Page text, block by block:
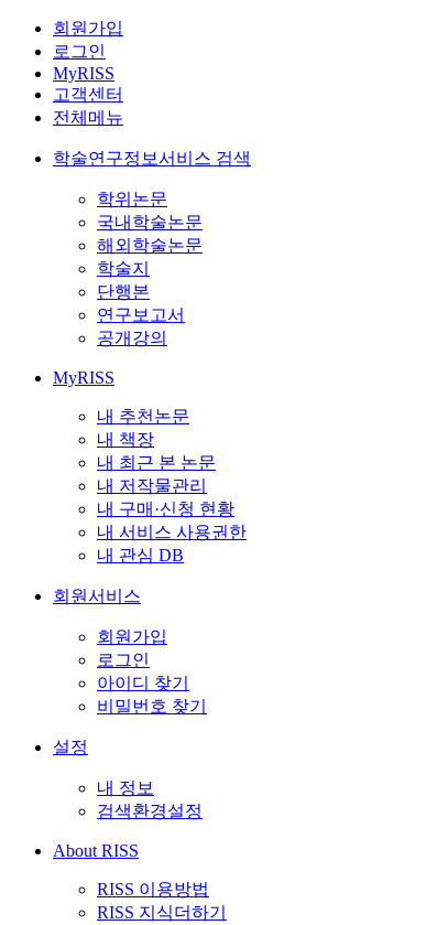
회원가입
로그인
MyRISS
고객센터
전체메뉴
학술연구정보서비스 검색
학위논문
국내학술논문
해외학술논문
학술지
단행본
연구보고서
공개강의
MyRISS
내 추천논문
내 책장
내 최근 본 논문
내 저작물관리
내 구매·신청 현황
내 서비스 사용권한
내 관심 DB
회원서비스
회원가입
로그인
아이디 찾기
비밀번호 찾기
설정
내 정보
검색환경설정
About RISS
RISS 이용방법
RISS 지식더하기